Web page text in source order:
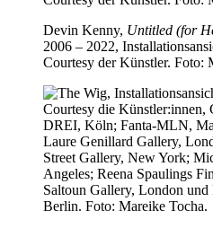
Devin Kenny, Untitled (for
2006 – 2022,
Courtesy der Künstler. Foto: